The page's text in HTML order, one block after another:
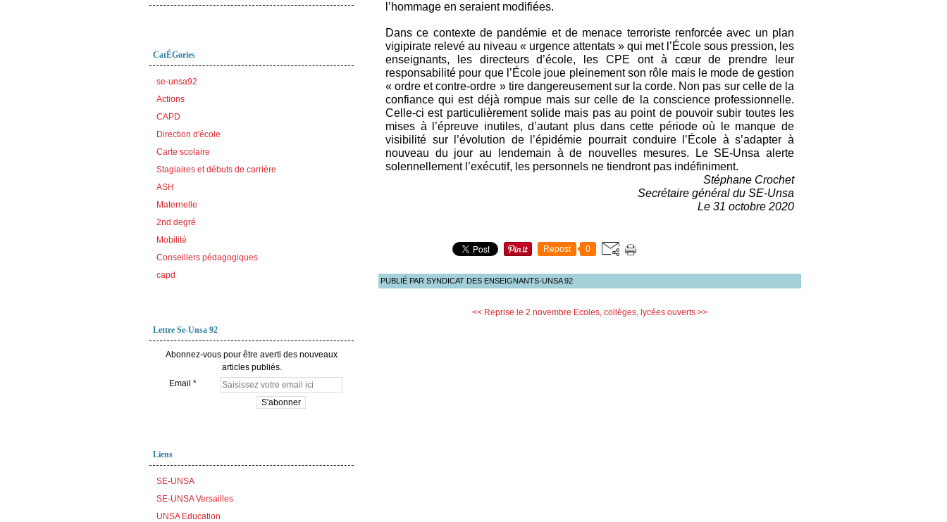
CatÉGories
se-unsa92
Actions
CAPD
Direction d'école
Carte scolaire
Stagiaires et débuts de carrière
ASH
Maternelle
2nd degré
Mobilité
Conseillers pédagogiques
capd
Lettre Se-Unsa 92
Abonnez-vous pour être averti des nouveaux
articles publiés.
Email
Liens
SE-UNSA
SE-UNSA Versailles
UNSA Education
l’hommage en seraient modifiées.
Dans ce contexte de pandémie et de menace terroriste renforcée avec un plan
vigipirate relevé au niveau « urgence attentats » qui met l’École sous pression, les
enseignants, les directeurs d’école, les CPE ont à cœur de prendre leur
responsabilité pour que l’École joue pleinement son rôle mais le mode de gestion
« ordre et contre-ordre » tire dangereusement sur la corde. Non pas sur celle de la
confiance qui est déjà rompue mais sur celle de la conscience professionnelle.
Celle-ci est particulièrement solide mais pas au point de pouvoir subir toutes les
mises à l’épreuve inutiles, d’autant plus dans cette période où le manque de
visibilité sur l’évolution de l’épidémie pourrait conduire l’École à s’adapter à
nouveau du jour au lendemain à de nouvelles mesures. Le SE-Unsa alerte
solennellement l’exécutif, les personnels ne tiendront pas indéfiniment.
Stéphane Crochet
Secrétaire général du SE-Unsa
Le 31 octobre 2020
Repost 0
PUBLIÉ PAR SYNDICAT DES ENSEIGNANTS-UNSA 92
<< Reprise le 2 novembre Ecoles, collèges, lycées ouverts >>